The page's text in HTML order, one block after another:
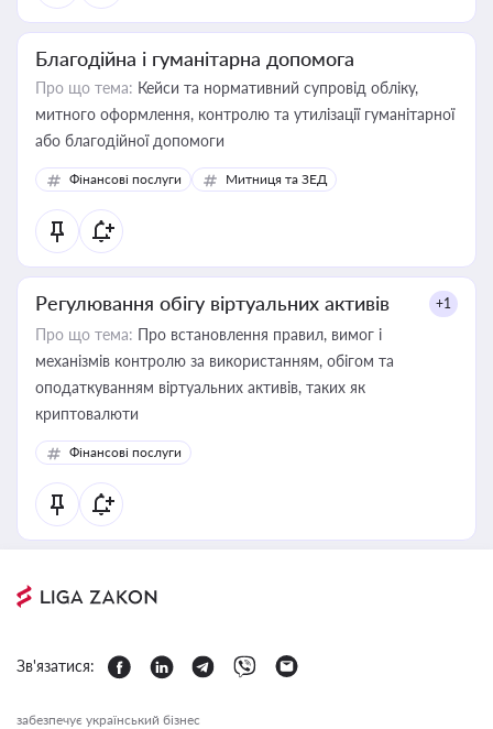
Благодійна і гуманітарна допомога
Про що тема: Кейси та нормативний супровід обліку,
митного оформлення, контролю та утилізації гуманітарної
або благодійної допомоги
Фінансові послуги Митниця та ЗЕД
Регулювання обігу віртуальних активів +1
Про що тема: Про встановлення правил, вимог і
механізмів контролю за використанням, обігом та
оподаткуванням віртуальних активів, таких як
криптовалюти
Фінансові послуги
Зв'язатися:
забезпечує український бізнес